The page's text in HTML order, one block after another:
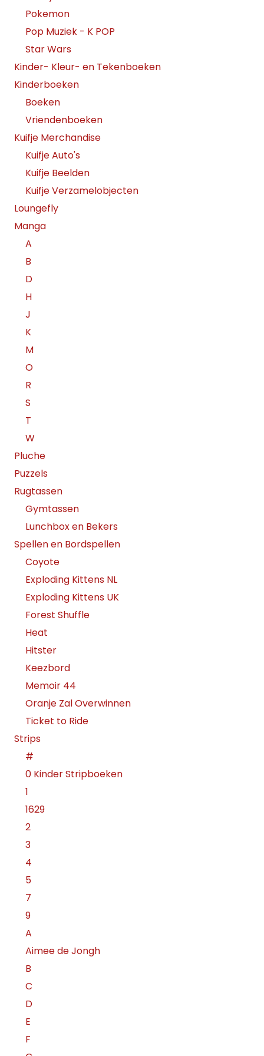
Pokemon
Pop Muziek - K POP
Star Wars
Kinder- Kleur- en Tekenboeken
Kinderboeken
Boeken
Vriendenboeken
Kuifje Merchandise
Kuifje Auto's
Kuifje Beelden
Kuifje Verzamelobjecten
Loungefly
Manga
A
B
D
H
J
K
M
O
R
S
T
W
Pluche
Puzzels
Rugtassen
Gymtassen
Lunchbox en Bekers
Spellen en Bordspellen
Coyote
Exploding Kittens NL
Exploding Kittens UK
Forest Shuffle
Heat
Hitster
Keezbord
Memoir 44
Oranje Zal Overwinnen
Ticket to Ride
Strips
#
0 Kinder Stripboeken
1
1629
2
3
4
5
7
9
A
Aimee de Jongh
B
C
D
E
F